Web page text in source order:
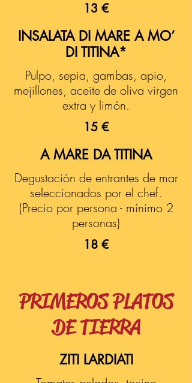
13 €
INSALATA DI MARE A MO’
DI TITINA*
Pulpo, sepia, gambas, apio,
mejillones, aceite de oliva virgen
extra y limón.
15 €
A MARE DA TITINA
Degustación de entrantes de mar
seleccionados por el chef.
(Precio por persona - mínimo 2
personas)
18 €
PRIMEROS PLATOS
DE TIERRA
ZITI LARDIATI